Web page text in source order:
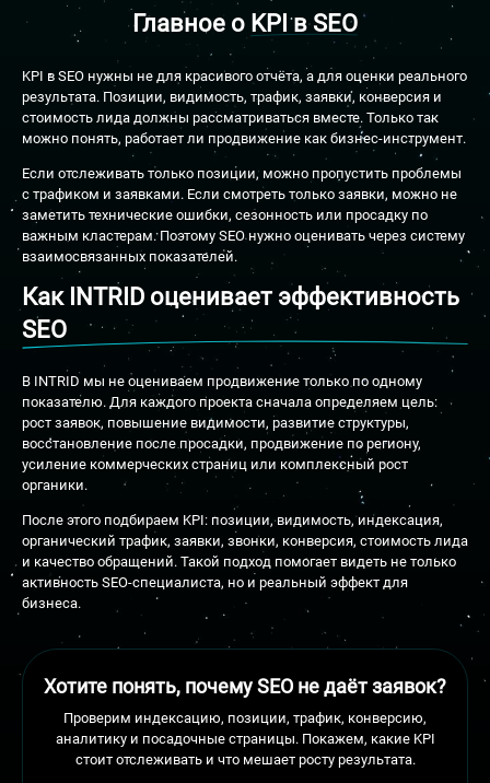
Главное о KPI в SEO
KPI в SEO нужны не для красивого отчёта, а для оценки реального
результата. Позиции, видимость, трафик, заявки, конверсия и
стоимость лида должны рассматриваться вместе. Только так
можно понять, работает ли продвижение как бизнес-инструмент.
Если отслеживать только позиции, можно пропустить проблемы
с трафиком и заявками. Если смотреть только заявки, можно не
заметить технические ошибки, сезонность или просадку по
важным кластерам. Поэтому SEO нужно оценивать через систему
взаимосвязанных показателей.
Как INTRID оценивает эффективность
SEO
В INTRID мы не оцениваем продвижение только по одному
показателю. Для каждого проекта сначала определяем цель:
рост заявок, повышение видимости, развитие структуры,
восстановление после просадки, продвижение по региону,
усиление коммерческих страниц или комплексный рост
органики.
После этого подбираем KPI: позиции, видимость, индексация,
органический трафик, заявки, звонки, конверсия, стоимость лида
и качество обращений. Такой подход помогает видеть не только
активность SEO-специалиста, но и реальный эффект для
бизнеса.
Хотите понять, почему SEO не даёт заявок?
Проверим индексацию, позиции, трафик, конверсию,
аналитику и посадочные страницы. Покажем, какие KPI
стоит отслеживать и что мешает росту результата.